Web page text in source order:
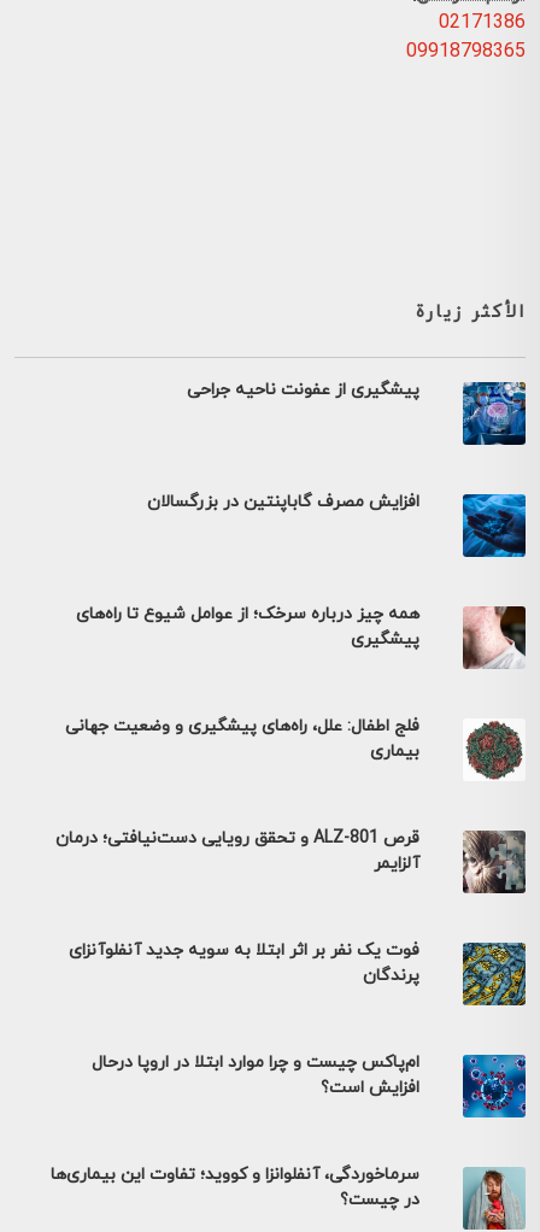
02171386
09918798365
الأكثر زيارة
پیشگیری از عفونت ناحیه جراحی
افزایش مصرف گاباپنتین در بزرگسالان
همه چیز درباره سرخک؛ از عوامل شیوع تا راه‌های
پیشگیری
فلج اطفال: علل، راه‌های پیشگیری و وضعیت جهانی
بیماری
قرص ALZ-801 و تحقق رویایی دست‌نیافتی؛ درمان
آلزایمر
فوت یک نفر بر اثر ابتلا به سویه جدید آنفلوآنزای
پرندگان
ام‌پاکس چیست و چرا موارد ابتلا در اروپا درحال
افزایش است؟
سرماخوردگی، آنفلوانزا و کووید؛ تفاوت این بیماری‌ها
در چیست؟